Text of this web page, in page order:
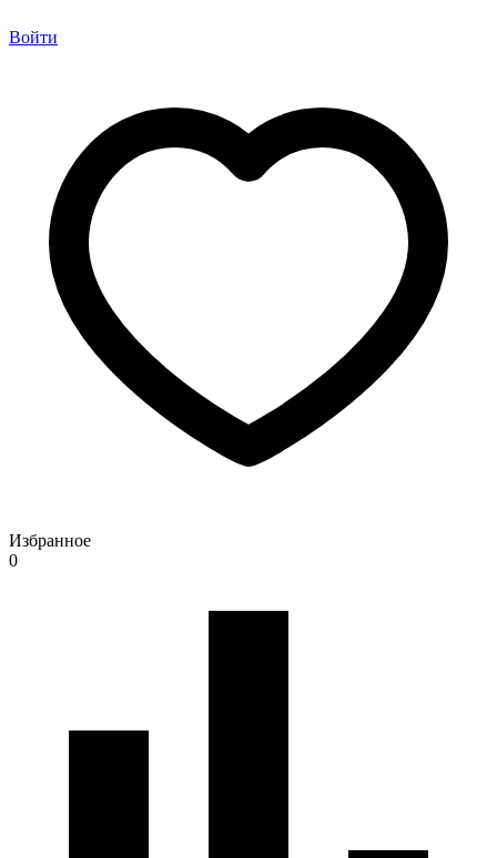
Войти
Избранное
0